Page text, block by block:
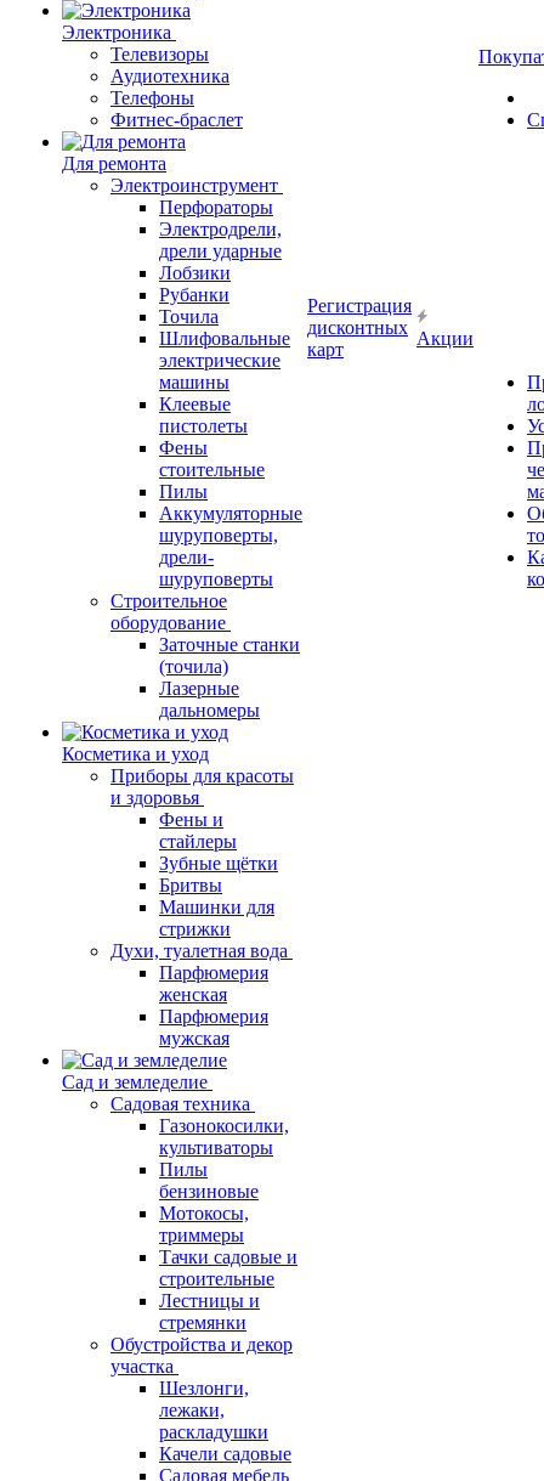
Электроника
Телевизоры
Аудиотехника
Телефоны
Фитнес-браслет
Для ремонта
Электроинструмент
Перфораторы
Электродрели,
дрели ударные
Лобзики
Рубанки
Точила
Шлифовальные
электрические
машины
Клеевые
пистолеты
Фены
стоительные
Пилы
Аккумуляторные
шуруповерты,
дрели-
шуруповерты
Строительное
оборудование
Заточные станки
(точила)
Лазерные
дальномеры
Косметика и уход
Приборы для красоты
и здоровья
Фены и
стайлеры
Зубные щётки
Бритвы
Машинки для
стрижки
Духи, туалетная вода
Парфюмерия
женская
Парфюмерия
мужская
Сад и земледелие
Садовая техника
Газонокосилки,
культиваторы
Пилы
бензиновые
Мотокосы,
триммеры
Тачки садовые и
строительные
Лестницы и
стремянки
Обустройства и декор
участка
Шезлонги,
лежаки,
раскладушки
Качели садовые
Садовая мебель
Регистрация
дисконтных
карт
Акции